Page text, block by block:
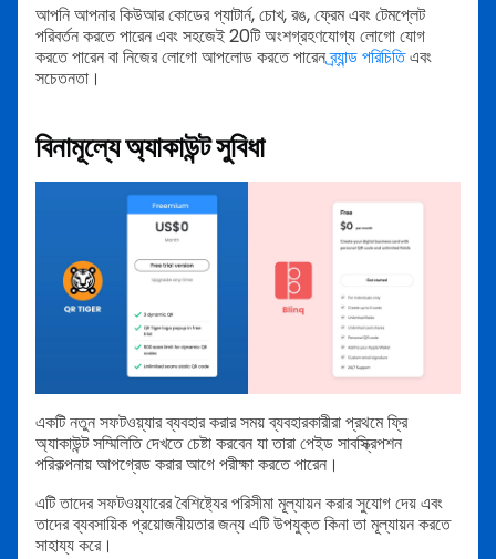
আপনি আপনার কিউআর কোডের প্যাটার্ন, চোখ, রঙ, ফ্রেম এবং টেমপ্লেট
পরিবর্তন করতে পারেন এবং সহজেই 20টি অংশগ্রহণযোগ্য লোগো যোগ
করতে পারেন বা নিজের লোগো আপলোড করতে পারেনব্র্যান্ড পরিচিতিএবং
সচেতনতা।
বিনামূল্যে অ্যাকাউন্ট সুবিধা
একটি নতুন সফটওয়্যার ব্যবহার করার সময় ব্যবহারকারীরা প্রথমে ফ্রি
অ্যাকাউন্ট সম্মিলিতি দেখতে চেষ্টা করবেন যা তারা পেইড সাবস্ক্রিপশন
পরিকল্পনায় আপগ্রেড করার আগে পরীক্ষা করতে পারেন।
এটি তাদের সফটওয়্যারের বৈশিষ্ট্যের পরিসীমা মূল্যায়ন করার সুযোগ দেয় এবং
তাদের ব্যবসায়িক প্রয়োজনীয়তার জন্য এটি উপযুক্ত কিনা তা মূল্যায়ন করতে
সাহায্য করে।